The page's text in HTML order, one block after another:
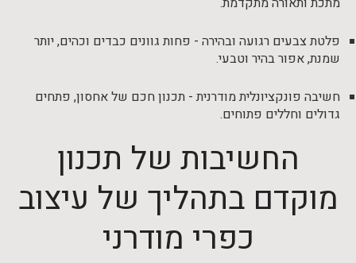
פלטת צבעים רגועה ובהירה - פחות גוונים כבדים וכהים, יותר
שמנת, אפור בהיר וטבעי.
חשיבה פונקציונלית מודרנית - תכנון חכם של אחסון, פתחים
גדולים וחללים פתוחים.
החשיבות של תכנון
מוקדם בתהליך של עיצוב
כפרי מודרני